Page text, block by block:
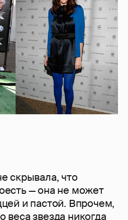
скрывала, что
— она не может
и пастой. Впрочем,
веса звезда никогда